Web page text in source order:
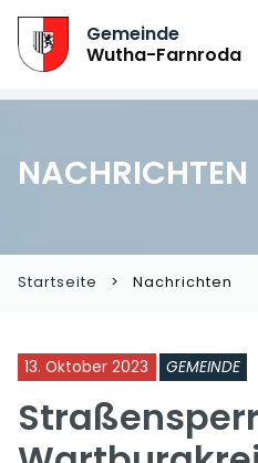
Gemeinde
Wutha-Farnroda
NACHRICHTEN
Startseite Nachrichten
13. Oktober 2023 GEMEINDE